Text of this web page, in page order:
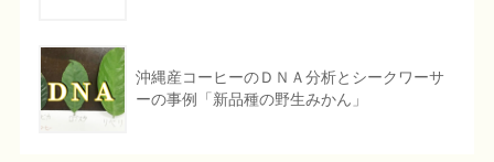
沖縄産コーヒーのＤＮＡ分析とシークワーサ
ーの事例「新品種の野生みかん」